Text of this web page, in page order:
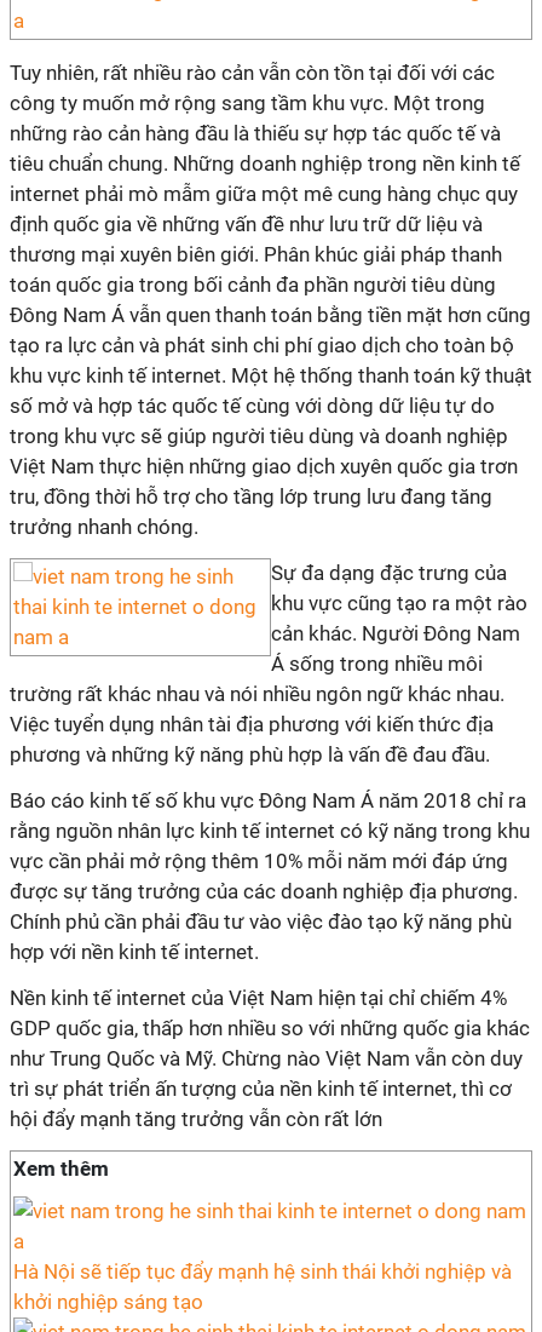
Tuy nhiên, rất nhiều rào cản vẫn còn tồn tại đối với các
công ty muốn mở rộng sang tầm khu vực. Một trong
những rào cản hàng đầu là thiếu sự hợp tác quốc tế và
tiêu chuẩn chung. Những doanh nghiệp trong nền kinh tế
internet phải mò mẫm giữa một mê cung hàng chục quy
định quốc gia về những vấn đề như lưu trữ dữ liệu và
thương mại xuyên biên giới. Phân khúc giải pháp thanh
toán quốc gia trong bối cảnh đa phần người tiêu dùng
Đông Nam Á vẫn quen thanh toán bằng tiền mặt hơn cũng
tạo ra lực cản và phát sinh chi phí giao dịch cho toàn bộ
khu vực kinh tế internet. Một hệ thống thanh toán kỹ thuật
số mở và hợp tác quốc tế cùng với dòng dữ liệu tự do
trong khu vực sẽ giúp người tiêu dùng và doanh nghiệp
Việt Nam thực hiện những giao dịch xuyên quốc gia trơn
tru, đồng thời hỗ trợ cho tầng lớp trung lưu đang tăng
trưởng nhanh chóng.
Sự đa dạng đặc trưng của
khu vực cũng tạo ra một rào
cản khác. Người Đông Nam
Á sống trong nhiều môi
trường rất khác nhau và nói nhiều ngôn ngữ khác nhau.
Việc tuyển dụng nhân tài địa phương với kiến thức địa
phương và những kỹ năng phù hợp là vấn đề đau đầu.
Báo cáo kinh tế số khu vực Đông Nam Á năm 2018 chỉ ra
rằng nguồn nhân lực kinh tế internet có kỹ năng trong khu
vực cần phải mở rộng thêm 10% mỗi năm mới đáp ứng
được sự tăng trưởng của các doanh nghiệp địa phương.
Chính phủ cần phải đầu tư vào việc đào tạo kỹ năng phù
hợp với nền kinh tế internet.
Nền kinh tế internet của Việt Nam hiện tại chỉ chiếm 4%
GDP quốc gia, thấp hơn nhiều so với những quốc gia khác
như Trung Quốc và Mỹ. Chừng nào Việt Nam vẫn còn duy
trì sự phát triển ấn tượng của nền kinh tế internet, thì cơ
hội đẩy mạnh tăng trưởng vẫn còn rất lớn
Xem thêm
Hà Nội sẽ tiếp tục đẩy mạnh hệ sinh thái khởi nghiệp và
khởi nghiệp sáng tạo